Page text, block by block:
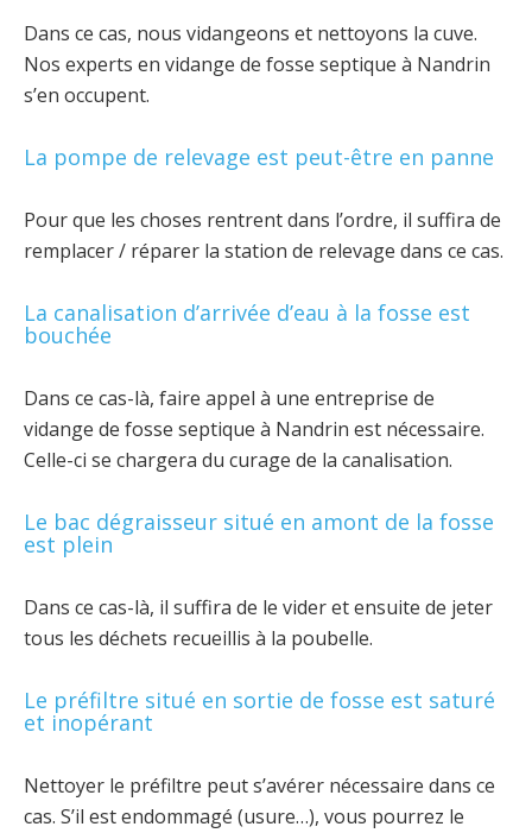
Dans ce cas, nous vidangeons et nettoyons la cuve.
Nos experts en vidange de fosse septique à Nandrin
s’en occupent.
La pompe de relevage est peut-être en panne
Pour que les choses rentrent dans l’ordre, il suffira de
remplacer / réparer la station de relevage dans ce cas.
La canalisation d’arrivée d’eau à la fosse est
bouchée
Dans ce cas-là, faire appel à une entreprise de
vidange de fosse septique à Nandrin est nécessaire.
Celle-ci se chargera du curage de la canalisation.
Le bac dégraisseur situé en amont de la fosse
est plein
Dans ce cas-là, il suffira de le vider et ensuite de jeter
tous les déchets recueillis à la poubelle.
Le préfiltre situé en sortie de fosse est saturé
et inopérant
Nettoyer le préfiltre peut s’avérer nécessaire dans ce
cas. S’il est endommagé (usure…), vous pourrez le